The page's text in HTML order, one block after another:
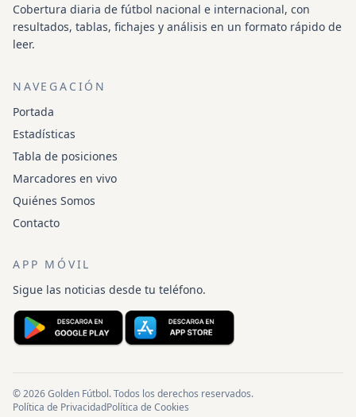
Cobertura diaria de fútbol nacional e internacional, con
resultados, tablas, fichajes y análisis en un formato rápido de
leer.
NAVEGACIÓN
Portada
Estadísticas
Tabla de posiciones
Marcadores en vivo
Quiénes Somos
Contacto
APP MÓVIL
Sigue las noticias desde tu teléfono.
© 2026 Golden Fútbol. Todos los derechos reservados.
Política de PrivacidadPolítica de Cookies